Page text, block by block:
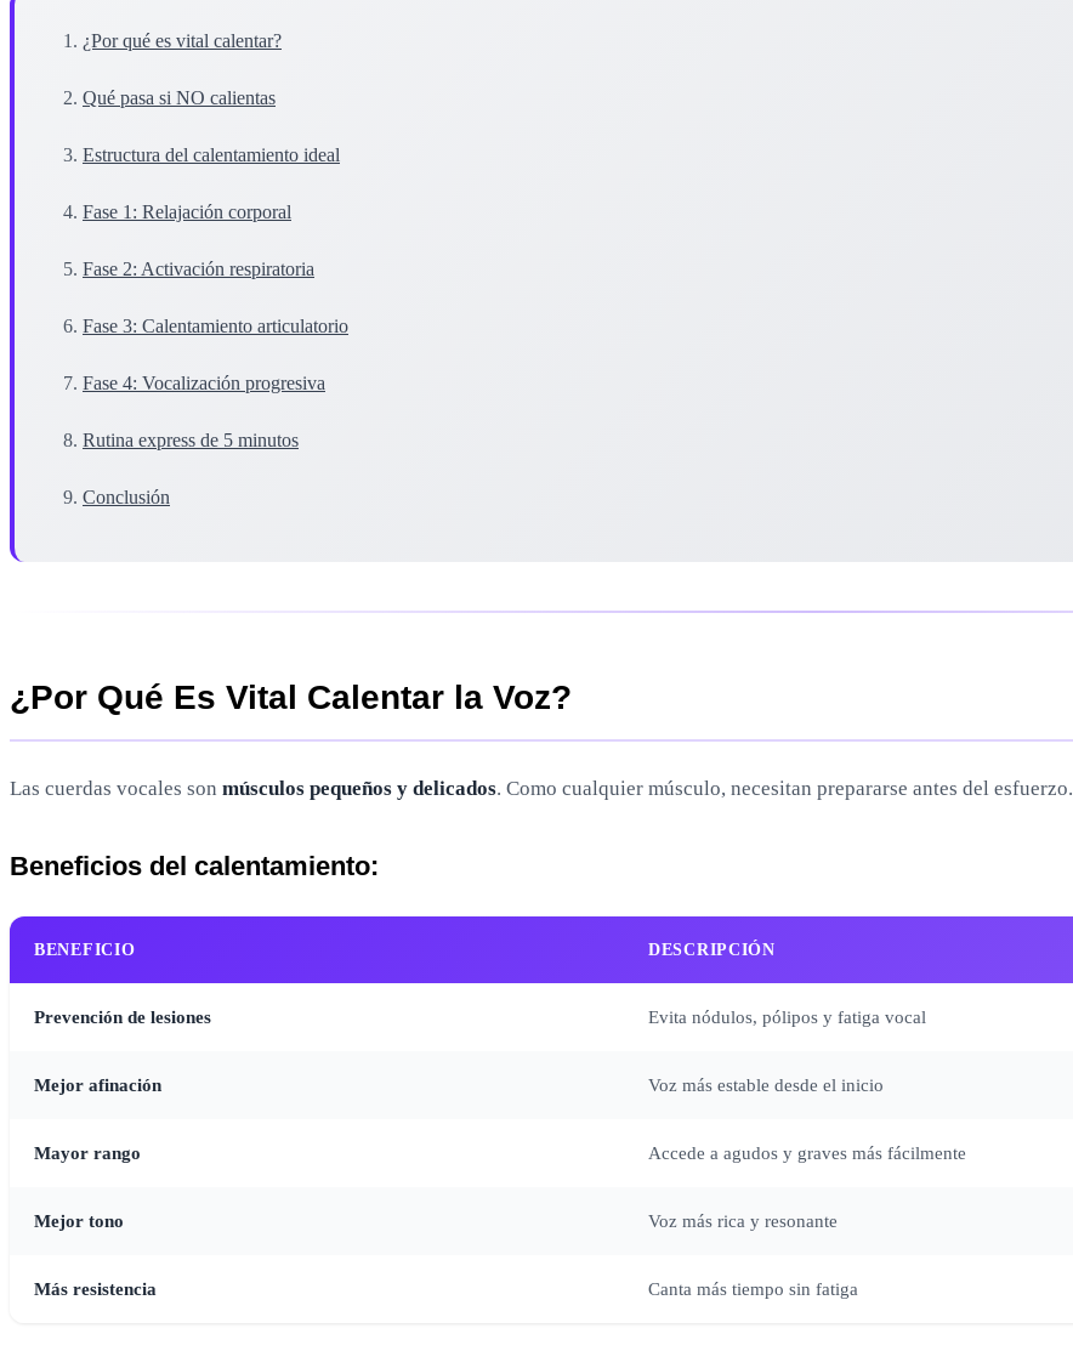
¿Por qué es vital calentar?
Qué pasa si NO calientas
Estructura del calentamiento ideal
Fase 1: Relajación corporal
Fase 2: Activación respiratoria
Fase 3: Calentamiento articulatorio
Fase 4: Vocalización progresiva
Rutina express de 5 minutos
Conclusión
¿Por Qué Es Vital Calentar la Voz?
Las cuerdas vocales son músculos pequeños y delicados. Como cualquier músculo, necesitan prepararse antes del esfuerzo.
Beneficios del calentamiento:
BENEFICIO DESCRIPCIÓN
Prevención de lesiones Evita nódulos, pólipos y fatiga vocal
Mejor afinación Voz más estable desde el inicio
Mayor rango Accede a agudos y graves más fácilmente
Mejor tono Voz más rica y resonante
Más resistencia Canta más tiempo sin fatiga